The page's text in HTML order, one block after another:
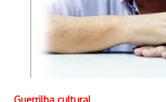
Guerrilha cultural